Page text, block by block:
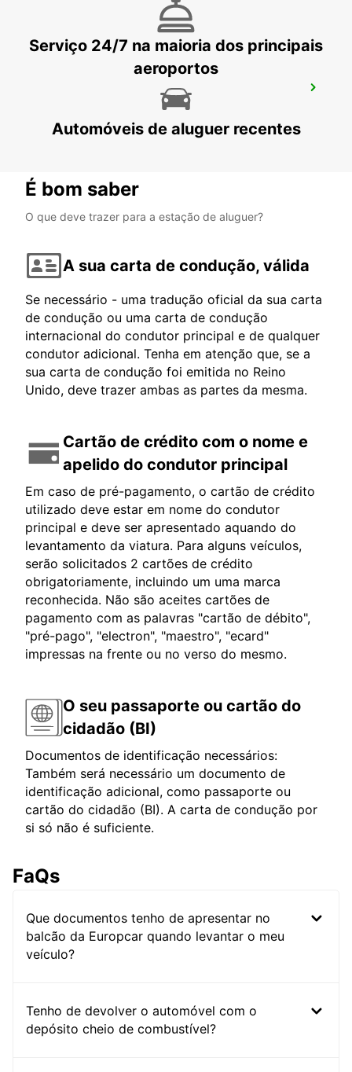
BUDAPESTE AEROPORTO TERMINAL 2B
Serviço 24/7 na maioria dos principais
aeroportos
Automóveis de aluguer recentes
É bom saber
O que deve trazer para a estação de aluguer?
A sua carta de condução, válida
Se necessário - uma tradução oficial da sua carta
de condução ou uma carta de condução
internacional do condutor principal e de qualquer
condutor adicional. Tenha em atenção que, se a
sua carta de condução foi emitida no Reino
Unido, deve trazer ambas as partes da mesma.
Cartão de crédito com o nome e
apelido do condutor principal
Em caso de pré-pagamento, o cartão de crédito
utilizado deve estar em nome do condutor
principal e deve ser apresentado aquando do
levantamento da viatura. Para alguns veículos,
serão solicitados 2 cartões de crédito
obrigatoriamente, incluindo um uma marca
reconhecida. Não são aceites cartões de
pagamento com as palavras "cartão de débito",
"pré-pago", "electron", "maestro", "ecard"
impressas na frente ou no verso do mesmo.
O seu passaporte ou cartão do
cidadão (BI)
Documentos de identificação necessários:
Também será necessário um documento de
identificação adicional, como passaporte ou
cartão do cidadão (BI). A carta de condução por
si só não é suficiente.
FaQs
Que documentos tenho de apresentar no
balcão da Europcar quando levantar o meu
veículo?
Tenho de devolver o automóvel com o
depósito cheio de combustível?